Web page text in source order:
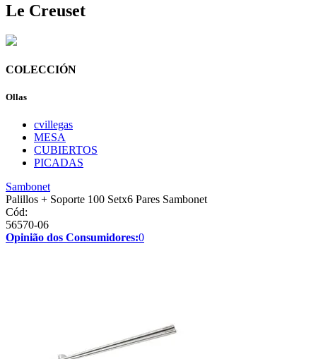
Le Creuset
COLECCIÓN
Ollas
cvillegas
MESA
CUBIERTOS
PICADAS
Sambonet
Palillos + Soporte 100 Setx6 Pares Sambonet
Cód:
56570-06
Opinião dos Consumidores:0